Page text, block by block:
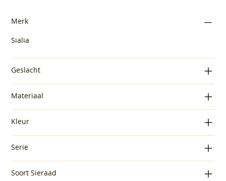
Merk
Sialia
Geslacht
Materiaal
Kleur
Serie
Soort Sieraad